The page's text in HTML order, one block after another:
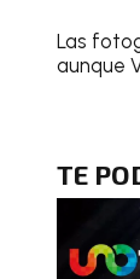
Las
aunque
TE